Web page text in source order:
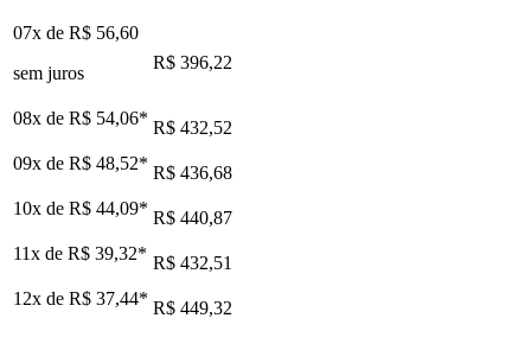
07x de R$ 56,60
sem juros
R$ 396,22
08x de R$ 54,06* R$ 432,52
09x de R$ 48,52* R$ 436,68
10x de R$ 44,09* R$ 440,87
11x de R$ 39,32* R$ 432,51
12x de R$ 37,44* R$ 449,32